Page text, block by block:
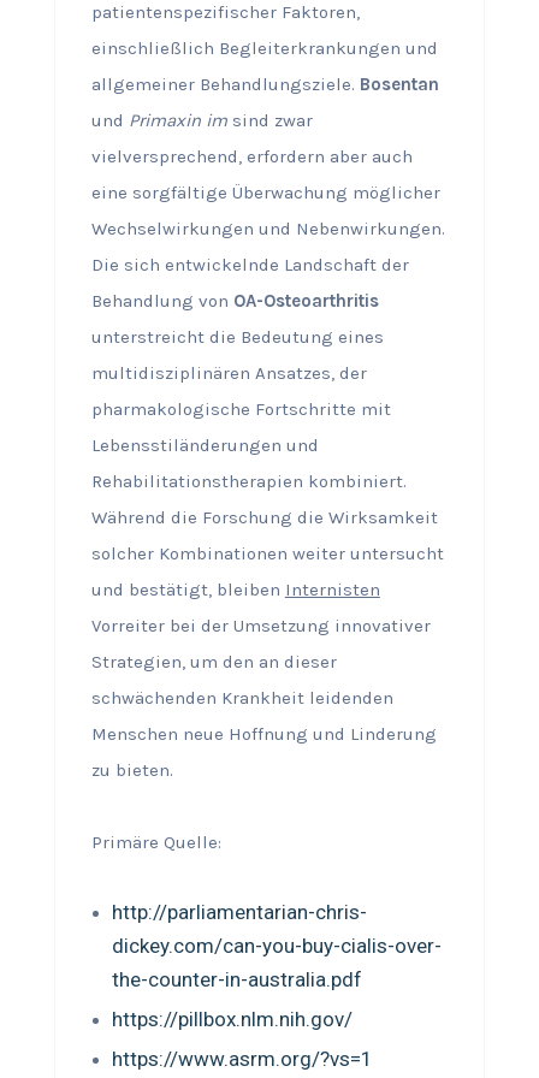
patientenspezifischer Faktoren,
einschließlich Begleiterkrankungen und
allgemeiner Behandlungsziele. Bosentan
und Primaxin imsind zwar
vielversprechend, erfordern aber auch
eine sorgfältige Überwachung möglicher
Wechselwirkungen und Nebenwirkungen.
Die sich entwickelnde Landschaft der
Behandlung von OA-Osteoarthritis
unterstreicht die Bedeutung eines
multidisziplinären Ansatzes, der
pharmakologische Fortschritte mit
Lebensstiländerungen und
Rehabilitationstherapien kombiniert.
Während die Forschung die Wirksamkeit
solcher Kombinationen weiter untersucht
und bestätigt, bleiben Internisten
Vorreiter bei der Umsetzung innovativer
Strategien, um den an dieser
schwächenden Krankheit leidenden
Menschen neue Hoffnung und Linderung
zu bieten.
Primäre Quelle:
http://parliamentarian-chris-
dickey.com/can-you-buy-cialis-over-
the-counter-in-australia.pdf
https://pillbox.nlm.nih.gov/
https://www.asrm.org/?vs=1